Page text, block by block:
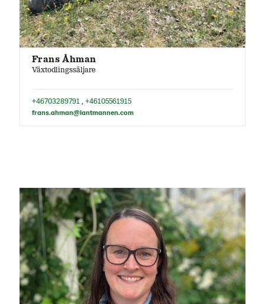
Frans Åhman
Växtodlingssäljare
+46703289791, +46105561915
frans.ahman@lantmannen.com